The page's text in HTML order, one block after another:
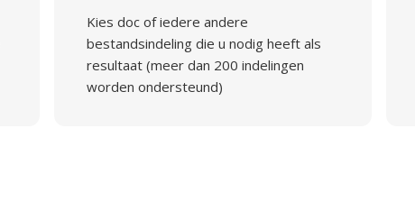
Kies doc of iedere andere
bestandsindeling die u nodig heeft als
resultaat (meer dan 200 indelingen
worden ondersteund)